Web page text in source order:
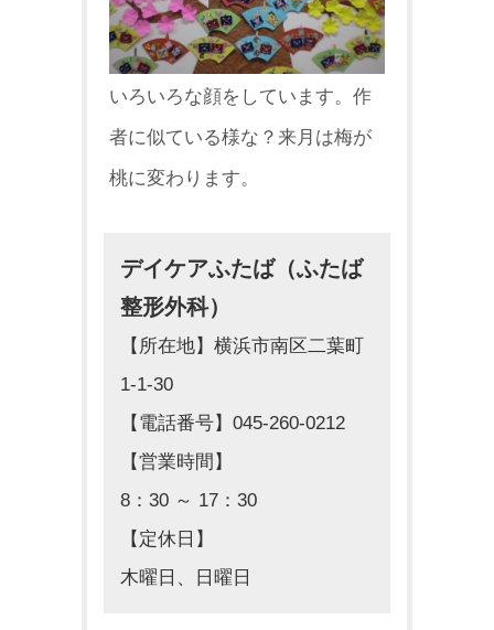
いろいろな顔をしています。作
者に似ている様な？来月は梅が
桃に変わります。
デイケアふたば（ふたば
整形外科）
【所在地】横浜市南区二葉町
1-1-30
【電話番号】045-260-0212
【営業時間】
8：30 ～ 17：30
【定休日】
木曜日、日曜日